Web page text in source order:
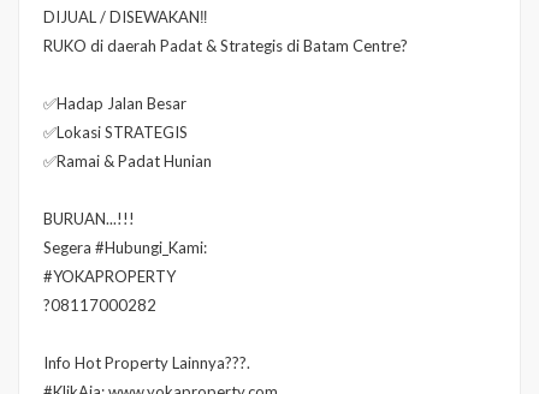
DIJUAL / DISEWAKAN‼️
RUKO di daerah Padat & Strategis di Batam Centre?
✅Hadap Jalan Besar
✅Lokasi STRATEGIS
✅Ramai & Padat Hunian
BURUAN...!!!
Segera #Hubungi_Kami:
#YOKAPROPERTY
?08117000282
Info Hot Property Lainnya???.